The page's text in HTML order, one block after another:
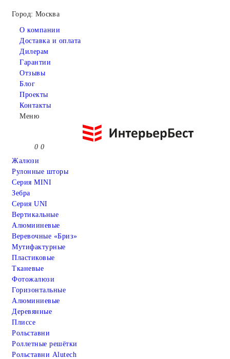
Город: Москва
О компании
Доставка и оплата
Дилерам
Гарантии
Отзывы
Блог
Проекты
Контакты
Меню
0 0
Жалюзи
Рулонные шторы
Серия MINI
Зебра
Серия UNI
Вертикальные
Алюмииневые
Веревочные «Бриз»
Мутифактурные
Пластиковые
Тканевые
Фотожалюзи
Горизонтальные
Алюминиевые
Деревянные
Плиссе
Рольставни
Роллетные решётки
Рольставни Alutech